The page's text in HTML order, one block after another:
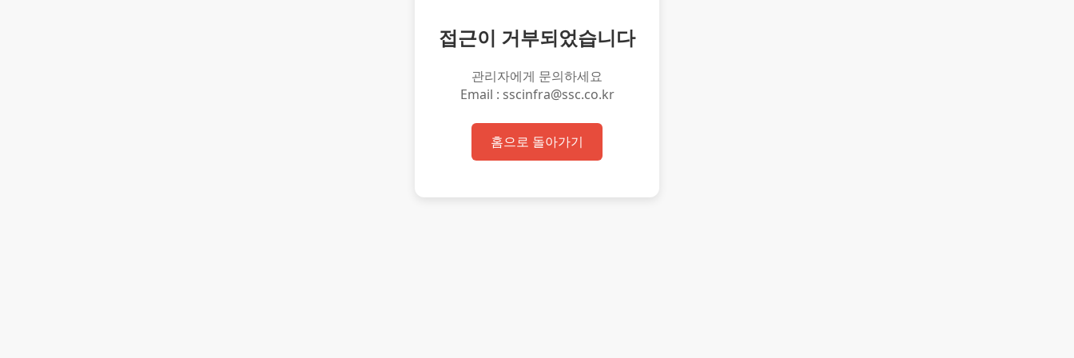
접근이 거부되었습니다
관리자에게 문의하세요
Email : sscinfra@ssc.co.kr
홈으로 돌아가기